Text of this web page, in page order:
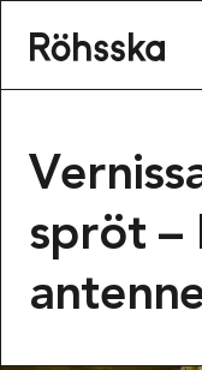
spröt –